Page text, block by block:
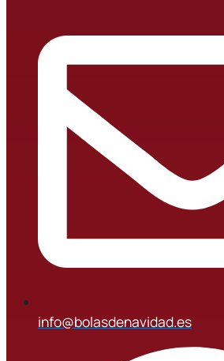
info@bolasdenavidad.es